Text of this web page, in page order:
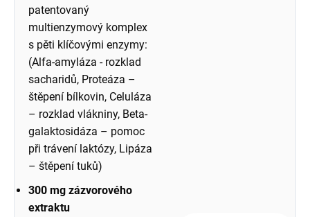
patentovaný
multienzymový komplex
s pěti klíčovými enzymy:
(Alfa-amyláza - rozklad
sacharidů, Proteáza –
štěpení bílkovin, Celuláza
– rozklad vlákniny, Beta-
galaktosidáza – pomoc
při trávení laktózy, Lipáza
– štěpení tuků)
300 mg zázvorového
extraktu